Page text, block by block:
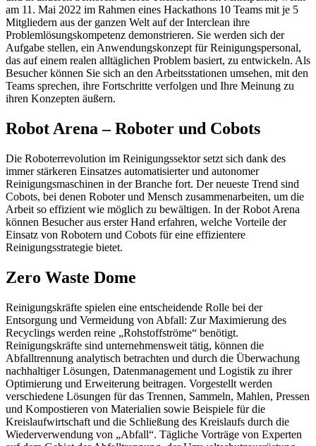
am 11. Mai 2022 im Rahmen eines Hackathons 10 Teams mit je 5
Mitgliedern aus der ganzen Welt auf der Interclean ihre
Problemlösungskompetenz demonstrieren. Sie werden sich der
Aufgabe stellen, ein Anwendungskonzept für Reinigungspersonal,
das auf einem realen alltäglichen Problem basiert, zu entwickeln. Als
Besucher können Sie sich an den Arbeitsstationen umsehen, mit den
Teams sprechen, ihre Fortschritte verfolgen und Ihre Meinung zu
ihren Konzepten äußern.
Robot Arena – Roboter und Cobots
Die Roboterrevolution im Reinigungssektor setzt sich dank des
immer stärkeren Einsatzes automatisierter und autonomer
Reinigungsmaschinen in der Branche fort. Der neueste Trend sind
Cobots, bei denen Roboter und Mensch zusammenarbeiten, um die
Arbeit so effizient wie möglich zu bewältigen. In der Robot Arena
können Besucher aus erster Hand erfahren, welche Vorteile der
Einsatz von Robotern und Cobots für eine effizientere
Reinigungsstrategie bietet.
Zero Waste Dome
Reinigungskräfte spielen eine entscheidende Rolle bei der
Entsorgung und Vermeidung von Abfall: Zur Maximierung des
Recyclings werden reine „Rohstoffströme“ benötigt.
Reinigungskräfte sind unternehmensweit tätig, können die
Abfalltrennung analytisch betrachten und durch die Überwachung
nachhaltiger Lösungen, Datenmanagement und Logistik zu ihrer
Optimierung und Erweiterung beitragen. Vorgestellt werden
verschiedene Lösungen für das Trennen, Sammeln, Mahlen, Pressen
und Kompostieren von Materialien sowie Beispiele für die
Kreislaufwirtschaft und die Schließung des Kreislaufs durch die
Wiederverwendung von „Abfall“. Tägliche Vorträge von Experten